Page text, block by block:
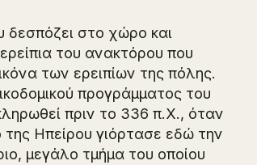
στο χώρο και
του ανακτόρου που
των ερειπίων της πόλης.
προγράμματος του
πριν το 336 π.Χ., όταν
Ηπείρου γιόρτασε εδώ την
μεγάλο τμήμα του οποίου